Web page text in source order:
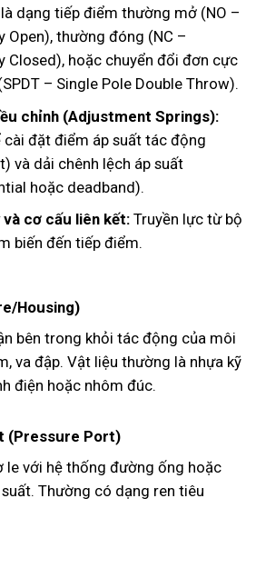
dạng tiếp điểm thường mở (NO –
Open), thường đóng (NC –
Closed), hoặc chuyển đổi đơn cực
– Single Pole Double Throw).
chỉnh (Adjustment Springs):
cài đặt điểm áp suất tác động
và dải chênh lệch áp suất
hoặc deadband).
và cơ cấu liên kết:Truyền lực từ bộ
biến đến tiếp điểm.
Housing)
bên trong khỏi tác động của môi
va đập. Vật liệu thường là nhựa kỹ
điện hoặc nhôm đúc.
(Pressure Port)
le với hệ thống đường ống hoặc
Thường có dạng ren tiêu